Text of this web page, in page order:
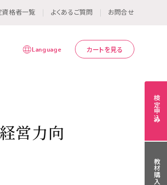
資格者一覧 よくあるご質問 お問合せ
カートを見る
Language
検定申込み
教材購入
営力向